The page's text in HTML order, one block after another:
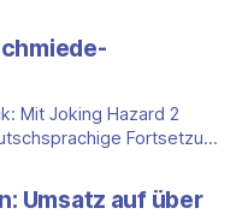
Aufhänger ist ein
Sie steuern nicht die
Mit Joking Hazard 2
Fortsetzung
Wir ordnen
Motto „Die fiesen
Umsatz auf über